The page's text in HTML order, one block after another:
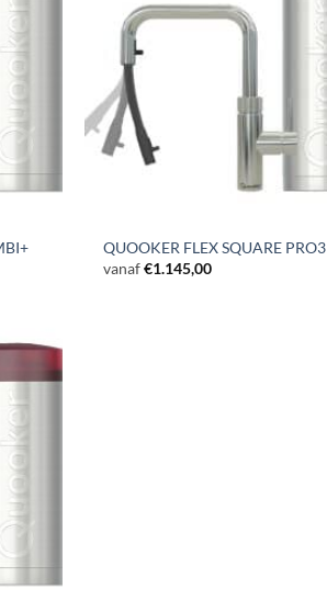
QUOOKER FLEX SQUARE PRO3
vanaf€1.145,00